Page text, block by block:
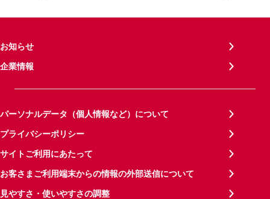
お知らせ
企業情報
パーソナルデータ（個人情報など）について
プライバシーポリシー
サイトご利用にあたって
お客さまご利用端末からの情報の外部送信について
見やすさ・使いやすさの調整